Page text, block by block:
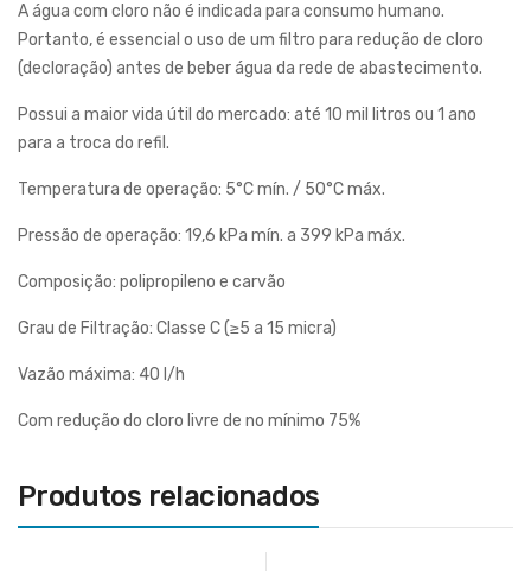
A água com cloro não é indicada para consumo humano.
Portanto, é essencial o uso de um filtro para redução de cloro
(decloração) antes de beber água da rede de abastecimento.
Possui a maior vida útil do mercado: até 10 mil litros ou 1 ano
para a troca do refil.
Temperatura de operação: 5°C mín. / 50°C máx.
Pressão de operação: 19,6 kPa mín. a 399 kPa máx.
Composição: polipropileno e carvão
Grau de Filtração: Classe C (≥5 a 15 micra)
Vazão máxima: 40 l/h
Com redução do cloro livre de no mínimo 75%
Produtos relacionados